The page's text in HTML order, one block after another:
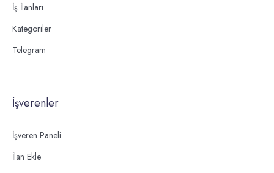
İş İlanları
Kategoriler
Telegram
İşverenler
İşveren Paneli
İlan Ekle